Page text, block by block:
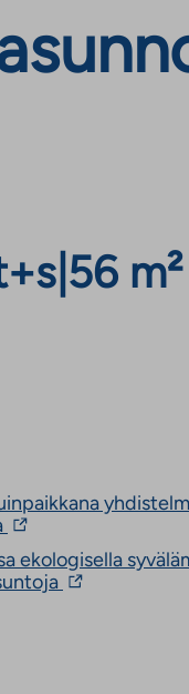
56 m²
Linkki
ulkopuoliseen
palveluun.
ekologisella
Linkki